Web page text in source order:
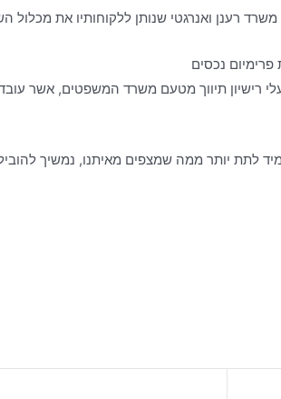
רענן ואנרגטי שנותן ללקוחותיו את
נכסים
לתת יותר ממה שמצפים מאיתנו, נמשיך